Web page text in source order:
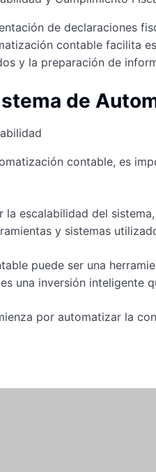
de declaraciones
contable facilita
y la preparación de
de
contable, es
escalabilidad del
y sistemas
puede ser una
una inversión
por automatizar la